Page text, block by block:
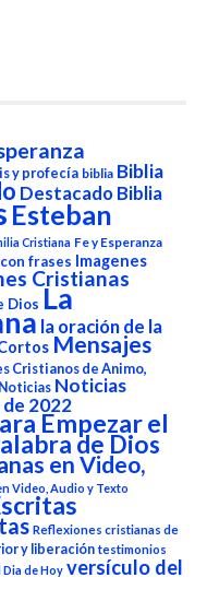
y profecía biblia Biblia
Destacado Biblia
Esteban
Cristiana Fe y Esperanza
frases Imagenes
Cristianas
Dios La
la oración de la
Mensajes
Cristianos de Animo,
Noticias Noticias
2022
Empezar el
de Dios
en Video,
Video, Audio y Texto
Reflexiones cristianas de
y liberación testimonios
de Hoy versículo del